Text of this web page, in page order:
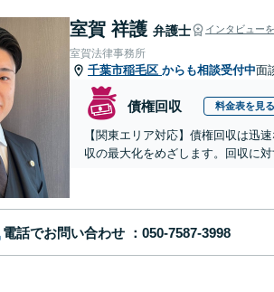
室賀 祥護 弁護士 インタビュー
室賀法律事務所
千葉市稲毛区 からも相談受付中面
債権回収 料金表を見る
【関東エリア対応】債権回収は迅
収の最大化をめざします。回収に
電話でお問い合わせ